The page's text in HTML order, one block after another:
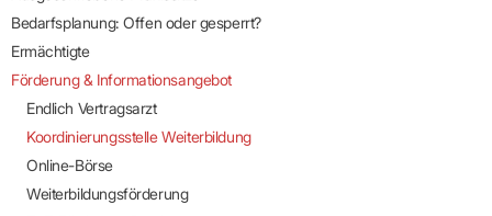
Bedarfsplanung: Offen oder gesperrt?
Ermächtigte
Förderung & Informationsangebot
Endlich Vertragsarzt
Koordinierungsstelle Weiterbildung
Online-Börse
Weiterbildungsförderung